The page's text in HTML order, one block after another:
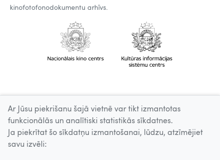
kinofotofonodokumentu arhīvs.
Ar Jūsu piekrišanu šajā vietnē var tikt izmantotas
funkcionālās un analītiski statistikās sīkdatnes.
Ja piekrītat šo sīkdatņu izmantošanai, lūdzu, atzīmējiet
savu izvēli: